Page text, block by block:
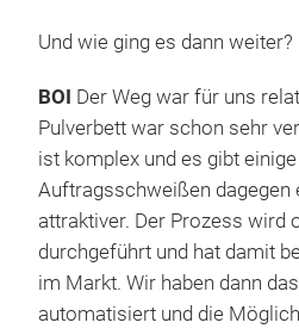
Und wie ging es dann weiter?
BOI Der Weg war für uns
Pulverbett war schon sehr
ist komplex und es gibt
Auftragsschweißen dagegen
attraktiver. Der Prozess wird
durchgeführt und hat damit
im Markt. Wir haben dann
automatisiert und die